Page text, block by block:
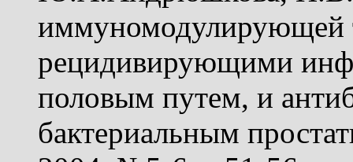
иммуномодулирующей
рецидивирующими
половым путем, и
бактериальным